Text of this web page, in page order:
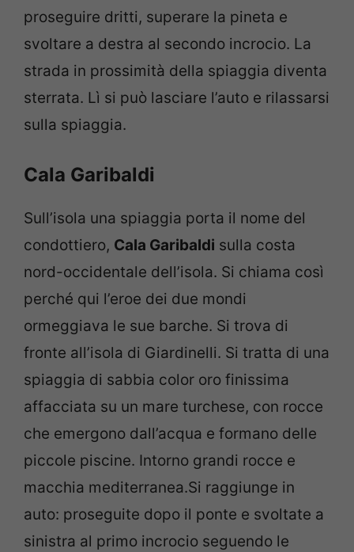
proseguire dritti, superare la pineta e
svoltare a destra al secondo incrocio. La
strada in prossimità della spiaggia diventa
sterrata. Lì si può lasciare l’auto e rilassarsi
sulla spiaggia.
Cala Garibaldi
Sull’isola una spiaggia porta il nome del
condottiero, Cala Garibaldi sulla costa
nord-occidentale dell’isola. Si chiama così
perché qui l’eroe dei due mondi
ormeggiava le sue barche. Si trova di
fronte all’isola di Giardinelli. Si tratta di una
spiaggia di sabbia color oro finissima
affacciata su un mare turchese, con rocce
che emergono dall’acqua e formano delle
piccole piscine. Intorno grandi rocce e
macchia mediterranea.Si raggiunge in
auto: proseguite dopo il ponte e svoltate a
sinistra al primo incrocio seguendo le